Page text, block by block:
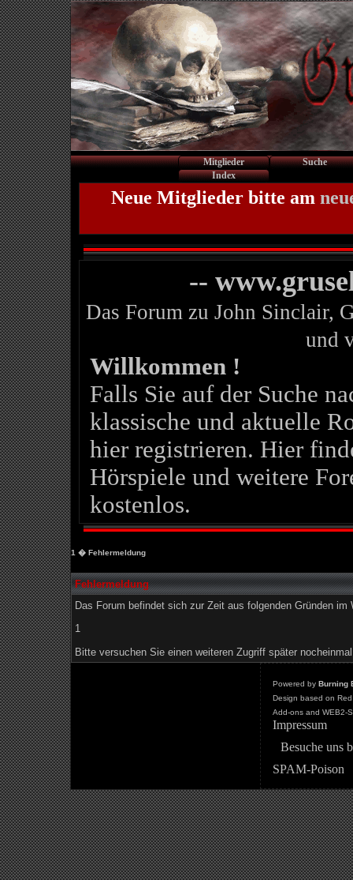
Mitglieder
Suche
Index
Neue Mitglieder bitte am
--
Das Forum zu John Sinclair,
und
Willkommen !
Falls Sie auf der Suche
klassische und aktuelle
hier registrieren. Hier
Hörspiele und weitere
kostenlos.
1 � Fehlermeldung
Fehlermeldung
Das Forum befindet sich zur Zeit aus folgenden Gründen im
1
Bitte versuchen Sie einen weiteren Zugriff später
Powered by Burning
Design based on
Add-ons and WEB2-
Impressum
Besuche uns
SPAM-Poison